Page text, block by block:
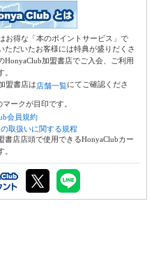
お得な「本のポイントサービス」で
ただいたお客様には特典が盛りだくさ
HonyaClub加盟書店でご入会、ご利用
盟書店は店舗一覧にてご確認くださ
マークが目印です。
会員規約
取扱いに関する規程
店店頭で使用できるHonyaClubカー